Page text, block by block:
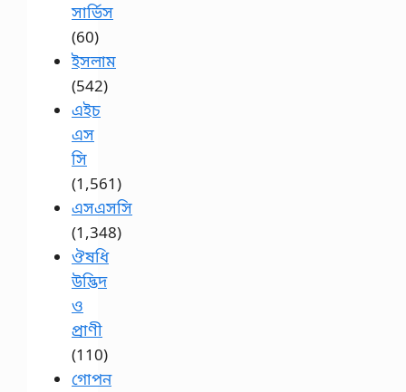
সার্ভিস
(60)
ইসলাম
(542)
এইচ
এস
সি
(1,561)
এসএসসি
(1,348)
ঔষধি
উদ্ভিদ
ও
প্রাণী
(110)
গোপন